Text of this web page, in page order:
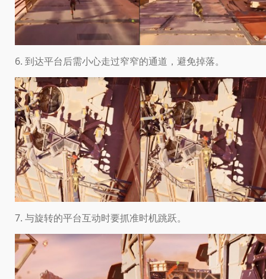
6. 到达平台后需小心走过窄窄的通道，避免掉落。
7. 与旋转的平台互动时要抓准时机跳跃。